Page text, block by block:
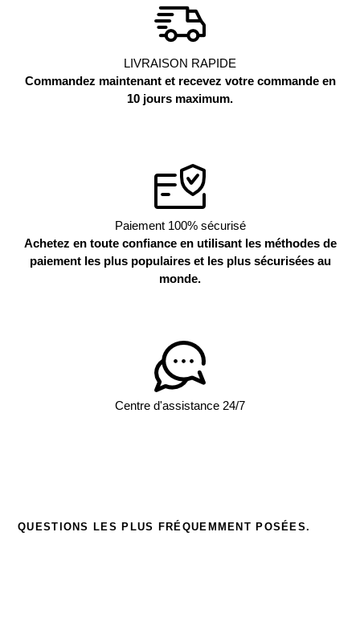
LIVRAISON RAPIDE
Commandez maintenant et recevez votre commande en
10 jours maximum.
Paiement 100% sécurisé
Achetez en toute confiance en utilisant les méthodes de
paiement les plus populaires et les plus sécurisées au
monde.
Centre d'assistance 24/7
QUESTIONS LES PLUS FRÉQUEMMENT POSÉES.